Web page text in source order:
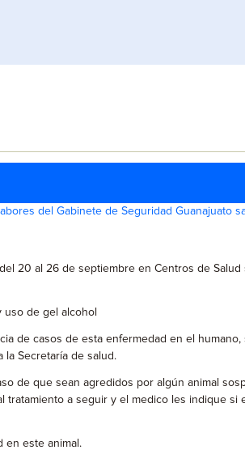
del Gabinete de Seguridad Guanajuato
20 al 26 de septiembre en Centros de
uso de gel alcohol
de casos de esta enfermedad en el
la Secretaría de salud.
de que sean agredidos por algún animal
a seguir y el medico les indique si
en este animal.